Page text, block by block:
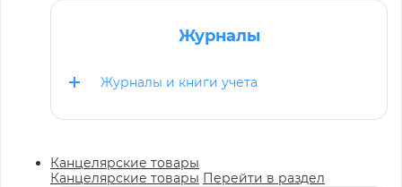
Журналы
Журналы и книги учета
Канцелярские товары
Канцелярские товары Перейти в раздел